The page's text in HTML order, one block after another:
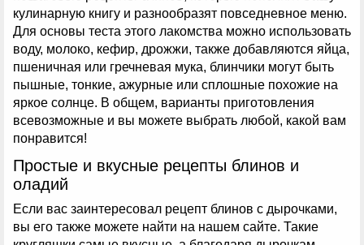
кулинарную книгу и разнообразят повседневное меню.
Для основы теста этого лакомства можно использовать
воду, молоко, кефир, дрожжи, также добавляются яйца,
пшеничная или гречневая мука, блинчики могут быть
пышные, тонкие, ажурные или сплошные похожие на
яркое солнце. В общем, варианты приготовления
всевозможные и вы можете выбрать любой, какой вам
понравится!
Простые и вкусные рецепты блинов и
оладий
Если вас заинтересовал рецепт блинов с дырочками,
вы его также можете найти на нашем сайте. Такие